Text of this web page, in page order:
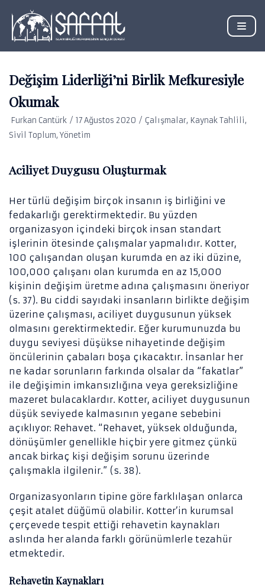
İçeriğe
geç
EĞITIM
HUKUK
MEDYA
PSIKOLOJI
SANAT
GÜVENLIK
SIVIL TOPLUM
SIYASET
SOSYOLOJI
YÖNETIM
ŞIIR
Değişim Liderliği’ni Birlik Mefkuresiyle
Okumak
Furkan Cantürk 17 Ağustos 2020 Çalışmalar, Kaynak Tahlili,
Sivil Toplum, Yönetim
Aciliyet Duygusu Oluşturmak
Her türlü değişim birçok insanın iş birliğini ve
fedakarlığı gerektirmektedir. Bu yüzden
organizasyon içindeki birçok insan standart
işlerinin ötesinde çalışmalar yapmalıdır. Kotter,
100 çalışandan oluşan kurumda en az iki düzine,
100,000 çalışanı olan kurumda en az 15,000
kişinin değişim üretme adına çalışmasını öneriyor
(s. 37). Bu ciddi sayıdaki insanların birlikte değişim
üzerine çalışması, aciliyet duygusunun yüksek
olmasını gerektirmektedir. Eğer kurumunuzda bu
duygu seviyesi düşükse nihayetinde değişim
öncülerinin çabaları boşa çıkacaktır. İnsanlar her
ne kadar sorunların farkında olsalar da “fakatlar”
ile değişimin imkansızlığına veya gereksizliğine
mazeret bulacaklardır. Kotter, aciliyet duygusunun
düşük seviyede kalmasının yegane sebebini
açıklıyor: Rehavet. “Rehavet, yüksek olduğunda,
dönüşümler genellikle hiçbir yere gitmez çünkü
ancak birkaç kişi değişim sorunu üzerinde
çalışmakla ilgilenir.” (s. 38).
Organizasyonların tipine göre farklılaşan onlarca
çeşit atalet düğümü olabilir. Kotter’in kurumsal
çerçevede tespit ettiği rehavetin kaynakları
aslında her alanda farklı görünümlerle tezahür
etmektedir.
Rehavetin Kaynakları